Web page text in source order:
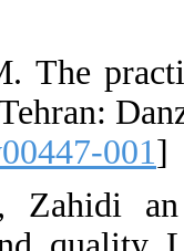
47.
couple
[
48.